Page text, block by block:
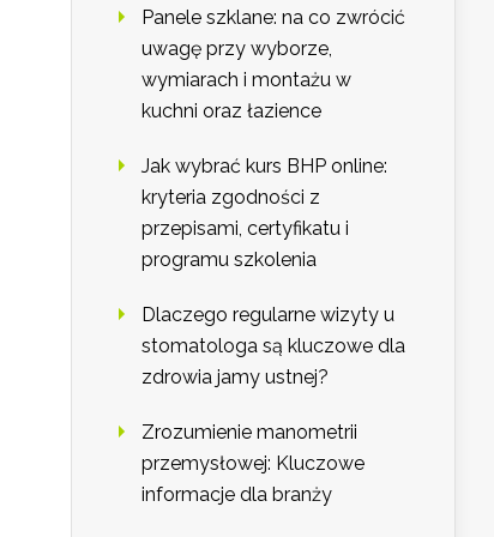
Panele szklane: na co zwrócić
uwagę przy wyborze,
wymiarach i montażu w
kuchni oraz łazience
Jak wybrać kurs BHP online:
kryteria zgodności z
przepisami, certyfikatu i
programu szkolenia
Dlaczego regularne wizyty u
stomatologa są kluczowe dla
zdrowia jamy ustnej?
Zrozumienie manometrii
przemysłowej: Kluczowe
informacje dla branży